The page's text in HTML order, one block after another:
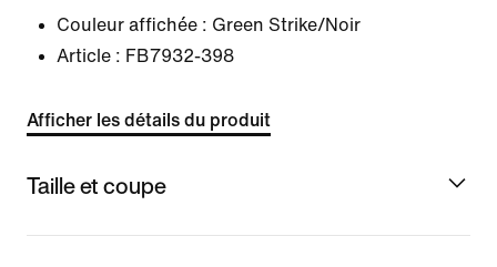
Couleur affichée : Green Strike/Noir
Article : FB7932-398
Afficher les détails du produit
Taille et coupe